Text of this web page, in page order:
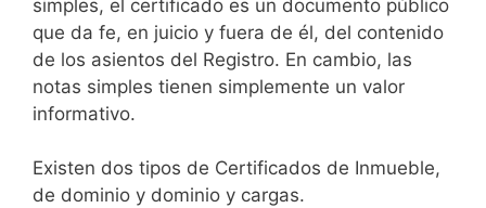
simples, el certificado es un documento público
que da fe, en juicio y fuera de él, del contenido
de los asientos del Registro. En cambio, las
notas simples tienen simplemente un valor
informativo.
Existen dos tipos de Certificados de Inmueble,
de dominio y dominio y cargas.